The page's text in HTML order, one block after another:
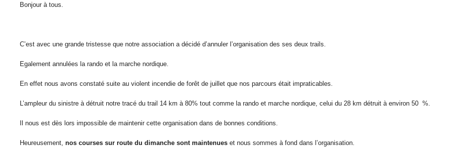
Bonjour à tous.
C’est avec une grande tristesse que notre association a décidé d’annuler l’organisation des ses deux trails.
Egalement annulées la rando et la marche nordique.
En effet nous avons constaté suite au violent incendie de forêt de juillet que nos parcours était impraticables.
L’ampleur du sinistre à détruit notre tracé du trail 14 km à 80% tout comme la rando et marche nordique, celui du 28 km détruit à environ 50 %.
Il nous est dès lors impossible de maintenir cette organisation dans de bonnes conditions.
Heureusement, nos courses sur route du dimanche sont maintenues et nous sommes à fond dans l’organisation.